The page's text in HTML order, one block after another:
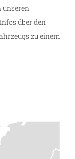
unseren
über den
zu einem